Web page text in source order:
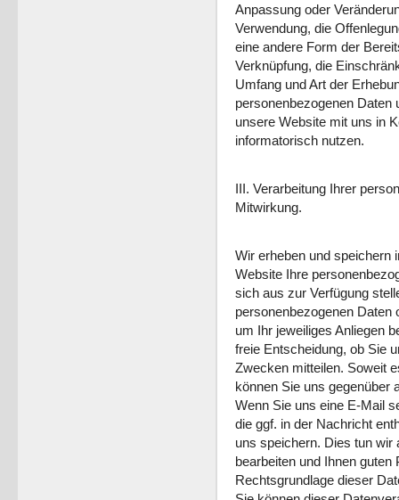
Anpassung oder
Verwendung, die
eine andere Form der
Verknüpfung, die
Umfang und Art der
personenbezogenen Daten
unsere Website mit uns in
informatorisch nutzen.
III. Verarbeitung Ihrer
Mitwirkung.
Wir erheben und speichern
Website Ihre
sich aus zur Verfügung
personenbezogenen Daten
um Ihr jeweiliges Anliegen
freie Entscheidung, ob Sie
Zwecken mitteilen. Soweit
können Sie uns gegenüber
Wenn Sie uns eine E-Mail
die ggf. in der Nachricht
uns speichern. Dies tun wir
bearbeiten und Ihnen
Rechtsgrundlage dieser